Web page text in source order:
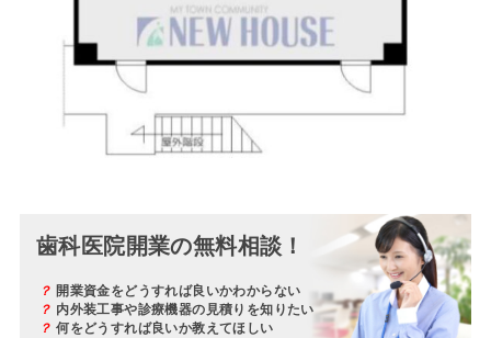
歯科医院開業の無料相談！
？開業資金をどうすれば良いかわからない
？ 内外装工事や診療機器の見積りを知りたい
？何をどうすれば良いか教えてほしい